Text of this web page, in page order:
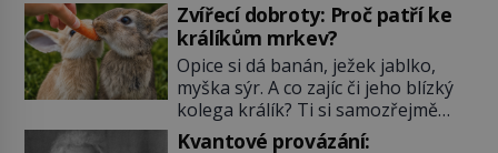
Zvířecí dobroty: Proč patří ke
králíkům mrkev?
Opice si dá banán, ježek jablko,
myška sýr. A co zajíc či jeho blízký
kolega králík? Ti si samozřejmě
pochutnají na mrkvi! Proč jsou
Kvantové provázání: